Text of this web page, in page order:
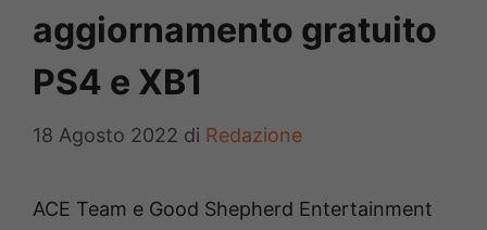
aggiornamento gratuito
PS4 e XB1
18 Agosto 2022 di Redazione
ACE Team e Good Shepherd Entertainment